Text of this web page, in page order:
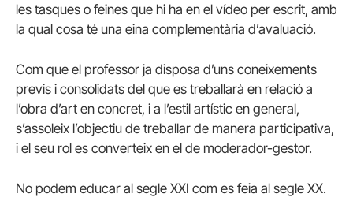
les tasques o feines que hi ha en el vídeo per escrit, amb
la qual cosa té una eina complementària d’avaluació.
Com que el professor ja disposa d’uns coneixements
previs i consolidats del que es treballarà en relació a
l’obra d’art en concret, i a l’estil artístic en general,
s’assoleix l’objectiu de treballar de manera participativa,
i el seu rol es converteix en el de moderador-gestor.
No podem educar al segle XXI com es feia al segle XX.